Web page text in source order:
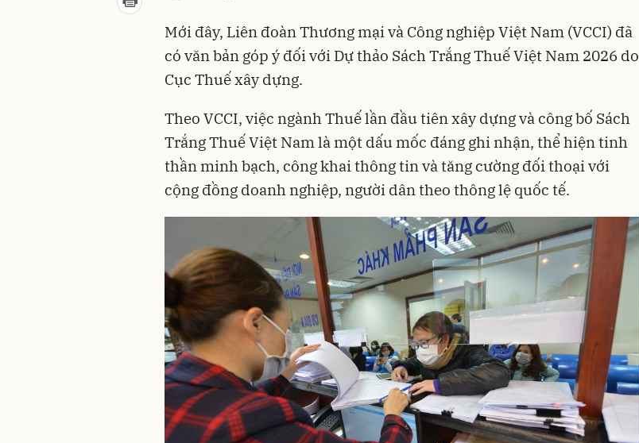
Mới đây, Liên đoàn Thương mại và Công nghiệp Việt Nam (VCCI) đã
có văn bản góp ý đối với Dự thảo Sách Trắng Thuế Việt Nam 2026 do
Cục Thuế xây dựng.
Theo VCCI, việc ngành Thuế lần đầu tiên xây dựng và công bố Sách
Trắng Thuế Việt Nam là một dấu mốc đáng ghi nhận, thể hiện tinh
thần minh bạch, công khai thông tin và tăng cường đối thoại với
cộng đồng doanh nghiệp, người dân theo thông lệ quốc tế.